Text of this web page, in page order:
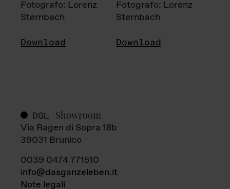
Fotografo: Lorenz
Sternbach
Download
Fotografo: Lorenz
Sternbach
Download
DGL Showroom
Via Ragen di Sopra 18b
39031 Brunico
0039 0474 771510
info@dasganzeleben.it
Note legali